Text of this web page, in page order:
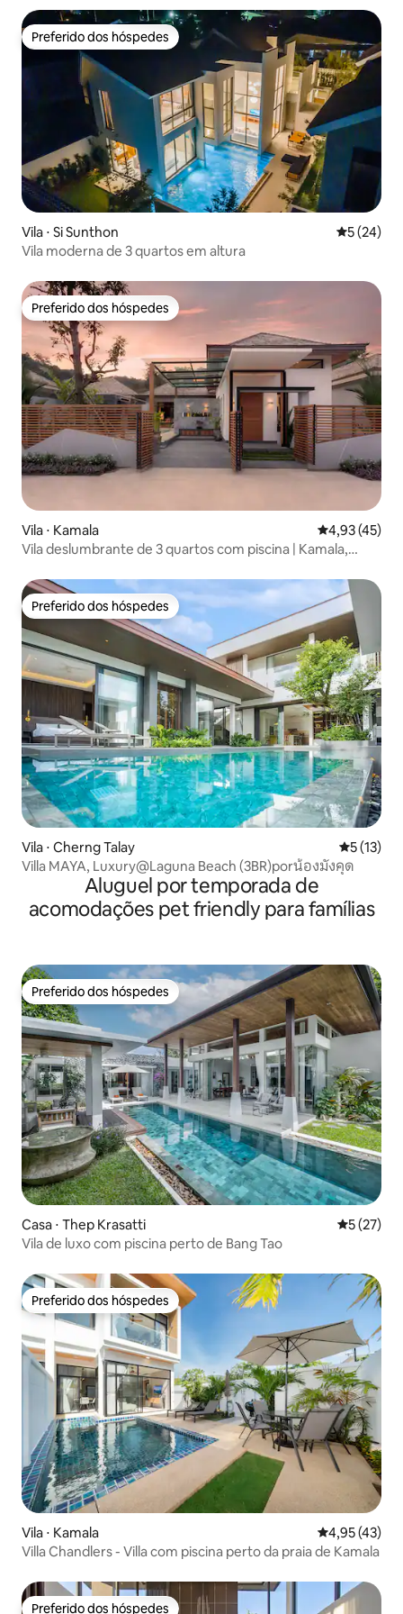
Preferido dos hóspedes
Preferido dos hóspedes
Vila ⋅ Si Sunthon 5 de uma
5 (24)
Vila moderna de 3 quartos em altura
Preferido dos hóspedes
Preferido dos hóspedes
Vila ⋅ Kamala 4,93 de uma
4,93 (45)
Vila deslumbrante de 3 quartos com piscina | Kamala,
Preferido dos hóspedes
Preferido dos hóspedes
Vila ⋅ Cherng Talay 5 de uma
5 (13)
Villa MAYA, Luxury@Laguna Beach (3BR)porน้องมังคุด
Aluguel por temporada de
acomodações pet friendly para famílias
Preferido dos hóspedes
Preferido dos hóspedes
Casa ⋅ Thep Krasatti 5 de uma
5 (27)
Vila de luxo com piscina perto de Bang Tao
Preferido dos hóspedes
Preferido dos hóspedes
Vila ⋅ Kamala 4,95 de uma
4,95 (43)
Villa Chandlers - Villa com piscina perto da praia de Kamala
Preferido dos hóspedes